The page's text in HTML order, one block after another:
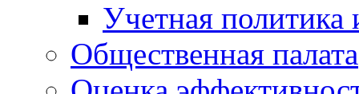
Учетная политика
Общественная палата